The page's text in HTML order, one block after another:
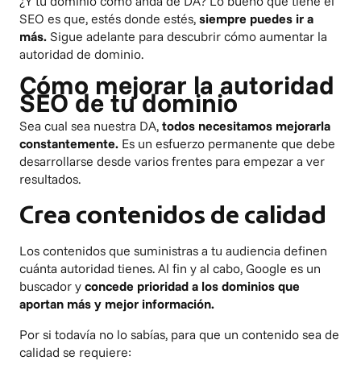
SEO es que, estés donde estés, siempre puedes ir a
más. Sigue adelante para descubrir cómo aumentar la
autoridad de dominio.
Cómo mejorar la autoridad
SEO de tu dominio
Sea cual sea nuestra DA, todos necesitamos mejorarla
constantemente. Es un esfuerzo permanente que debe
desarrollarse desde varios frentes para empezar a ver
resultados.
Crea contenidos de calidad
Los contenidos que suministras a tu audiencia definen
cuánta autoridad tienes. Al fin y al cabo, Google es un
buscador y concede prioridad a los dominios que
aportan más y mejor información.
Por si todavía no lo sabías, para que un contenido sea de
calidad se requiere: